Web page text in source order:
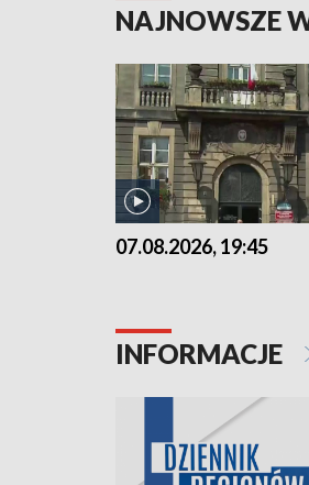
NAJNOWSZE
07.08.2026, 19:45
INFORMACJE